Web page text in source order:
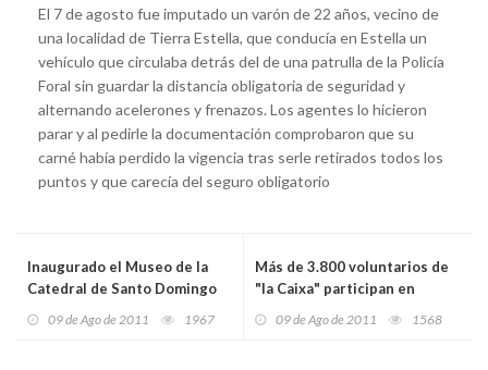
El 7 de agosto fue imputado un varón de 22 años, vecino de
una localidad de Tierra Estella, que conducía en Estella un
vehículo que circulaba detrás del de una patrulla de la Policía
Foral sin guardar la distancia obligatoria de seguridad y
alternando acelerones y frenazos. Los agentes lo hicieron
parar y al pedirle la documentación comprobaron que su
carné había perdido la vigencia tras serle retirados todos los
puntos y que carecía del seguro obligatorio
Inaugurado el Museo de la
Catedral de Santo Domingo
09 de Ago de 2011 1967
Más de 3.800 voluntarios de
"la Caixa" participan en
09 de Ago de 2011 1568